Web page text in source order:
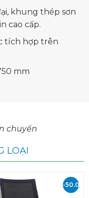
khung thép sơn
cao cấp.
tích hợp trên
mm
chuyển
LOẠI
-50.000